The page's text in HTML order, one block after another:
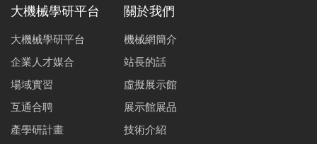
大機械學研平台
大機械學研平台
企業人才媒合
場域實習
互通合聘
產學研計畫
關於我們
機械網簡介
站長的話
虛擬展示館
展示館展品
技術介紹